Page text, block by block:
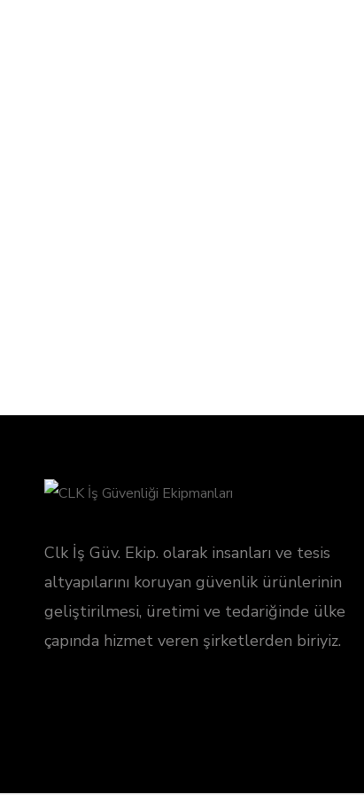
Clk İş Güv. Ekip. olarak insanları ve tesis
altyapılarını koruyan güvenlik ürünlerinin
geliştirilmesi, üretimi ve tedariğinde ülke
çapında hizmet veren şirketlerden biriyiz.